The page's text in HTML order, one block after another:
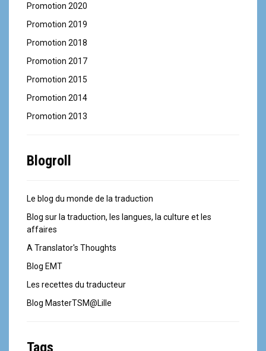
Promotion 2020
Promotion 2019
Promotion 2018
Promotion 2017
Promotion 2015
Promotion 2014
Promotion 2013
Blogroll
Le blog du monde de la traduction
Blog sur la traduction, les langues, la culture et les
affaires
A Translator's Thoughts
Blog EMT
Les recettes du traducteur
Blog MasterTSM@Lille
Tags